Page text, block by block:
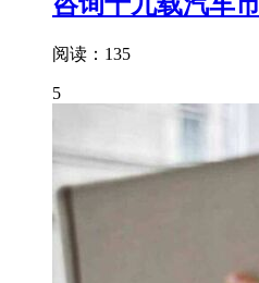
阅读：135
5